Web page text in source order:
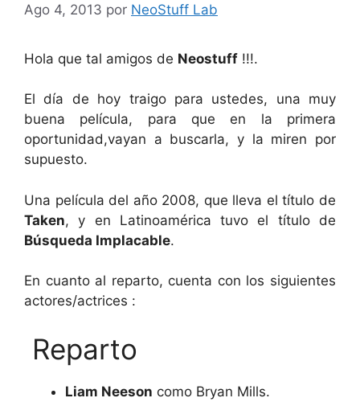
Ago 4, 2013 por NeoStuff Lab
Hola que tal amigos de Neostuff !!!.
El día de hoy traigo para ustedes, una muy
buena película, para que en la primera
oportunidad,vayan a buscarla, y la miren por
supuesto.
Una película del año 2008, que lleva el título de
Taken, y en Latinoamérica tuvo el título de
Búsqueda Implacable.
En cuanto al reparto, cuenta con los siguientes
actores/actrices :
Reparto
Liam Neeson como Bryan Mills.